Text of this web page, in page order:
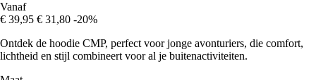
Vanaf
€ 39,95 € 31,80 -20%
Ontdek de hoodie CMP, perfect voor jonge avonturiers, die comfort,
lichtheid en stijl combineert voor al je buitenactiviteiten.